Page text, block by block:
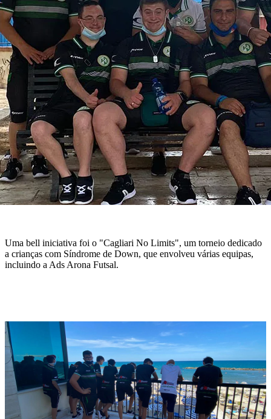
Uma bell iniciativa foi o "Cagliari No Limits", um torneio dedicado
a crianças com Síndrome de Down, que envolveu várias equipas,
incluindo a Ads Arona Futsal.